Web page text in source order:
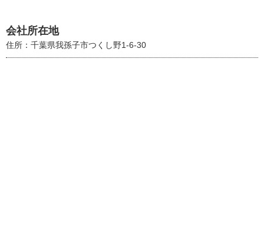
会社所在地
住所：千葉県我孫子市つくし野1-6-30